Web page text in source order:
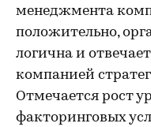
менеджмента
положительно,
логична и
компанией
Отмечается рост
факторинговых